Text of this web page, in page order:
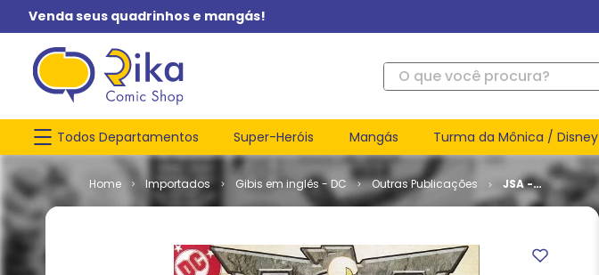
Venda seus quadrinhos e mangás!
O que você procura?
Todos Departamentos Super-Heróis Mangás Turma da Mônica / Disney
Importados Gibis em inglês - DC Outras Publicações
JSA -
Volume 1 #